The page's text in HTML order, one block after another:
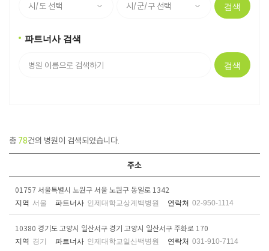
검색
파트너사 검색
검색
총 78건의 병원이 검색되었습니다.
주소
01757 서울특별시 노원구 서울 노원구 동일로 1342
지역 서울 파트너사 인제대학교상계백병원 연락처 02-950-1114
10380 경기도 고양시 일산서구 경기 고양시 일산서구 주화로 170
지역 경기 파트너사 인제대학교일산백병원 연락처 031-910-7114